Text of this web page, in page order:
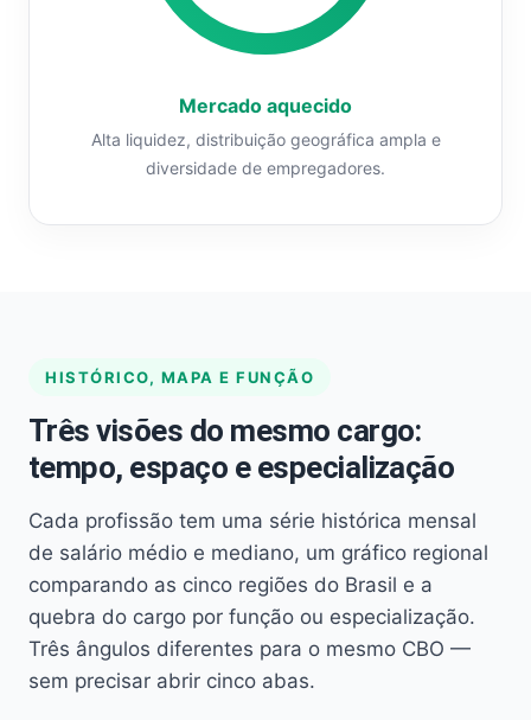
Mercado aquecido
Alta liquidez, distribuição geográfica ampla e
diversidade de empregadores.
HISTÓRICO, MAPA E FUNÇÃO
Três visões do mesmo cargo:
tempo, espaço e especialização
Cada profissão tem uma série histórica mensal
de salário médio e mediano, um gráfico regional
comparando as cinco regiões do Brasil e a
quebra do cargo por função ou especialização.
Três ângulos diferentes para o mesmo CBO —
sem precisar abrir cinco abas.